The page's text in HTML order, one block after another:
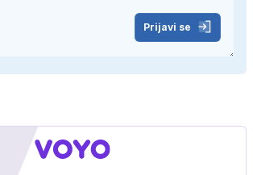
Prijavi se